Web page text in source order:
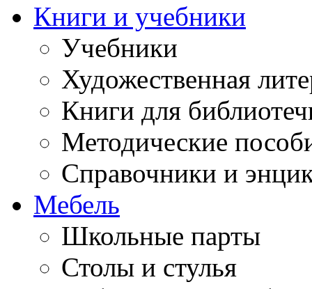
Книги и учебники
Учебники
Художественная
Книги для
Методические
Справочники и
Мебель
Школьные парты
Столы и стулья